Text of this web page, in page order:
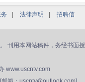
| 法律声明 |
招聘信
刊用本网站稿件，务经书面授
www.uscntv.com